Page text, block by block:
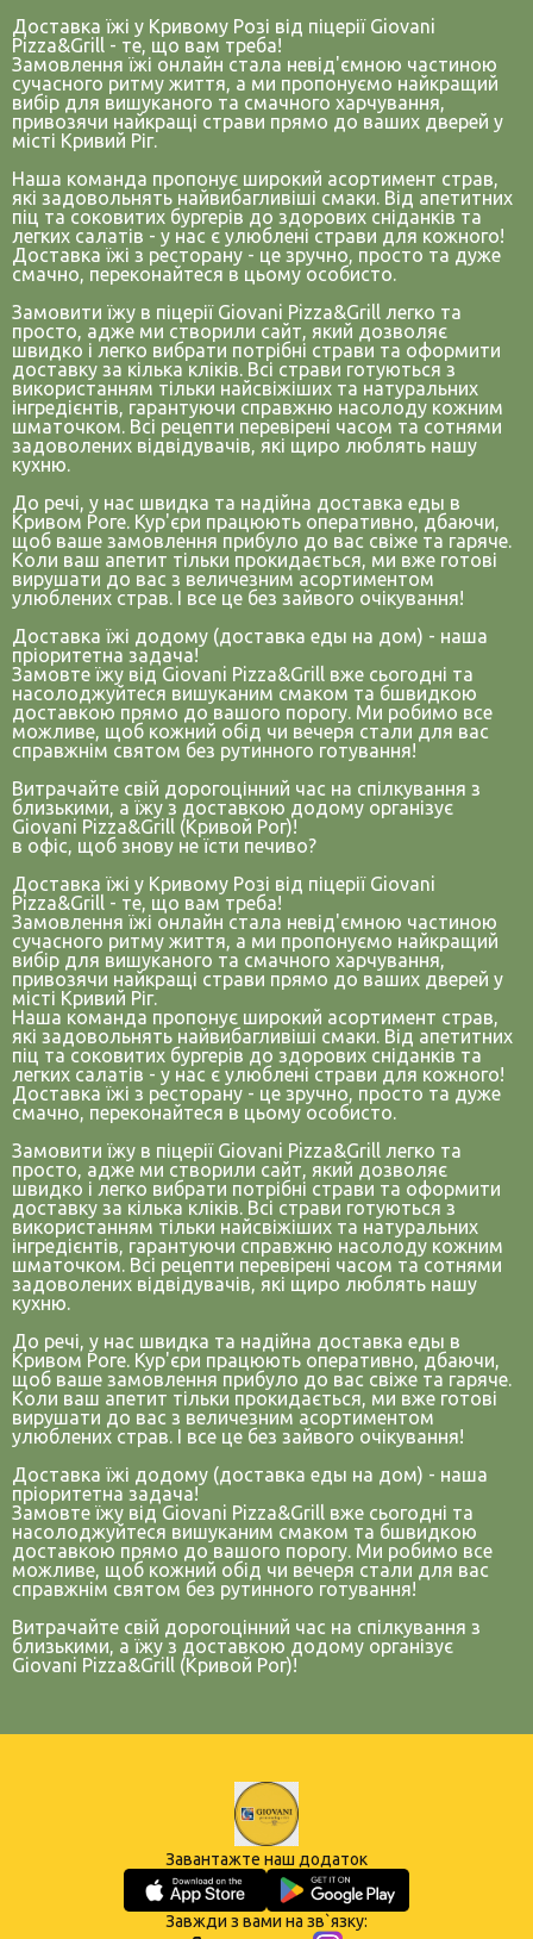
Доставка їжі у Кривому Розі від піцерії Giovani
Pizza&Grill - те, що вам треба!
Замовлення їжі онлайн стала невід'ємною частиною
сучасного ритму життя, а ми пропонуємо найкращий
вибір для вишуканого та смачного харчування,
привозячи найкращі страви прямо до ваших дверей у
місті Кривий Ріг.
Наша команда пропонує широкий асортимент страв,
які задовольнять найвибагливіші смаки. Від апетитних
піц та соковитих бургерів до здорових сніданків та
легких салатів - у нас є улюблені страви для кожного!
Доставка їжі з ресторану - це зручно, просто та дуже
смачно, переконайтеся в цьому особисто.
Замовити їжу в піцерії Giovani Pizza&Grill легко та
просто, адже ми створили сайт, який дозволяє
швидко і легко вибрати потрібні страви та оформити
доставку за кілька кліків. Всі страви готуються з
використанням тільки найсвіжіших та натуральних
інгредієнтів, гарантуючи справжню насолоду кожним
шматочком. Всі рецепти перевірені часом та сотнями
задоволених відвідувачів, які щиро люблять нашу
кухню.
До речі, у нас швидка та надійна доставка еды в
Кривом Роге. Кур'єри працюють оперативно, дбаючи,
щоб ваше замовлення прибуло до вас свіже та гаряче.
Коли ваш апетит тільки прокидається, ми вже готові
вирушати до вас з величезним асортиментом
улюблених страв. І все це без зайвого очікування!
Доставка їжі додому (доставка еды на дом) - наша
пріоритетна задача!
Замовте їжу від Giovani Pizza&Grill вже сьогодні та
насолоджуйтеся вишуканим смаком та бшвидкою
доставкою прямо до вашого порогу. Ми робимо все
можливе, щоб кожний обід чи вечеря стали для вас
справжнім святом без рутинного готування!
Витрачайте свій дорогоцінний час на спілкування з
близькими, а їжу з доставкою додому організує
Giovani Pizza&Grill (Кривой Рог)!
в офіс, щоб знову не їсти печиво?
Доставка їжі у Кривому Розі від піцерії Giovani
Pizza&Grill - те, що вам треба!
Замовлення їжі онлайн стала невід'ємною частиною
сучасного ритму життя, а ми пропонуємо найкращий
вибір для вишуканого та смачного харчування,
привозячи найкращі страви прямо до ваших дверей у
місті Кривий Ріг.
Наша команда пропонує широкий асортимент страв,
які задовольнять найвибагливіші смаки. Від апетитних
піц та соковитих бургерів до здорових сніданків та
легких салатів - у нас є улюблені страви для кожного!
Доставка їжі з ресторану - це зручно, просто та дуже
смачно, переконайтеся в цьому особисто.
Замовити їжу в піцерії Giovani Pizza&Grill легко та
просто, адже ми створили сайт, який дозволяє
швидко і легко вибрати потрібні страви та оформити
доставку за кілька кліків. Всі страви готуються з
використанням тільки найсвіжіших та натуральних
інгредієнтів, гарантуючи справжню насолоду кожним
шматочком. Всі рецепти перевірені часом та сотнями
задоволених відвідувачів, які щиро люблять нашу
кухню.
До речі, у нас швидка та надійна доставка еды в
Кривом Роге. Кур'єри працюють оперативно, дбаючи,
щоб ваше замовлення прибуло до вас свіже та гаряче.
Коли ваш апетит тільки прокидається, ми вже готові
вирушати до вас з величезним асортиментом
улюблених страв. І все це без зайвого очікування!
Доставка їжі додому (доставка еды на дом) - наша
пріоритетна задача!
Замовте їжу від Giovani Pizza&Grill вже сьогодні та
насолоджуйтеся вишуканим смаком та бшвидкою
доставкою прямо до вашого порогу. Ми робимо все
можливе, щоб кожний обід чи вечеря стали для вас
справжнім святом без рутинного готування!
Витрачайте свій дорогоцінний час на спілкування з
близькими, а їжу з доставкою додому організує
Giovani Pizza&Grill (Кривой Рог)!
Завантажте наш додаток
Завжди з вами на зв`язку: